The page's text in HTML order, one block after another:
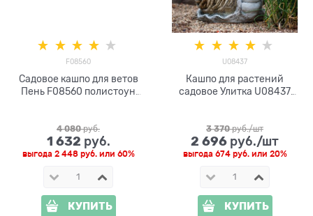
F08560
Садовое кашпо для ветов
Пень F08560 полистоун
4 080 руб.
1 632 руб.
выгода 2 448 руб.или 60%
КУПИТЬ
U08437
Кашпо для растений
садовое Улитка U08437
3 370 руб./шт
2 696 руб./шт
выгода 674 руб.или 20%
КУПИТЬ